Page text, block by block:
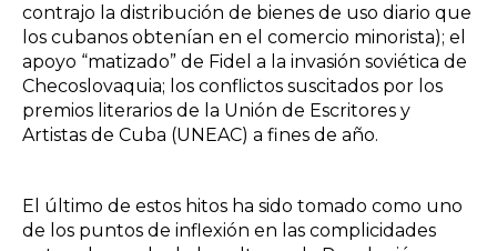
contrajo la distribución de bienes de uso diario que
los cubanos obtenían en el comercio minorista); el
apoyo “matizado” de Fidel a la invasión soviética de
Checoslovaquia; los conflictos suscitados por los
premios literarios de la Unión de Escritores y
Artistas de Cuba (UNEAC) a fines de año.
El último de estos hitos ha sido tomado como uno
de los puntos de inflexión en las complicidades